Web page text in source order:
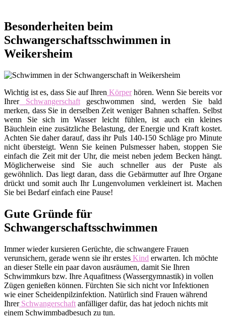
Besonderheiten beim
Schwangerschaftsschwimmen in
Weikersheim
Wichtig ist es, dass Sie auf Ihren Körperhören. Wenn Sie bereits vor
IhrerSchwangerschaftgeschwommen sind, werden Sie bald
merken, dass Sie in derselben Zeit weniger Bahnen schaffen. Selbst
wenn Sie sich im Wasser leicht fühlen, ist auch ein kleines
Bäuchlein eine zusätzliche Belastung, der Energie und Kraft kostet.
Achten Sie daher darauf, dass ihr Puls 140-150 Schläge pro Minute
nicht übersteigt. Wenn Sie keinen Pulsmesser haben, stoppen Sie
einfach die Zeit mit der Uhr, die meist neben jedem Becken hängt.
Möglicherweise sind Sie auch schneller aus der Puste als
gewöhnlich. Das liegt daran, dass die Gebärmutter auf Ihre Organe
drückt und somit auch Ihr Lungenvolumen verkleinert ist. Machen
Sie bei Bedarf einfach eine Pause!
Gute Gründe für
Schwangerschaftsschwimmen
Immer wieder kursieren Gerüchte, die schwangere Frauen
verunsichern, gerade wenn sie ihr erstes Kind erwarten. Ich möchte
an dieser Stelle ein paar davon ausräumen, damit Sie Ihren
Schwimmkurs bzw. Ihre Aquafitness (Wassergymnastik) in vollen
Zügen genießen können. Fürchten Sie sich nicht vor Infektionen
wie einer Scheidenpilzinfektion. Natürlich sind Frauen während
IhrerSchwangerschaft anfälliger dafür, das hat jedoch nichts mit
einem Schwimmbadbesuch zu tun.